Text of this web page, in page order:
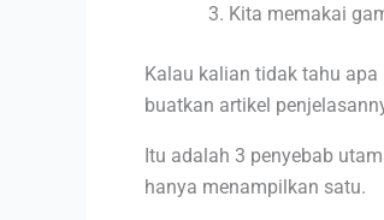
Kita memakai
Kalau kalian tidak tahu
buatkan artikel
Itu adalah 3 penyebab
hanya menampilkan satu.